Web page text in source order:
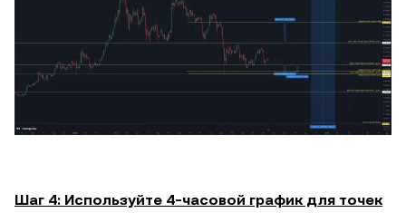
Шаг 4: Используйте 4-часовой график для точек